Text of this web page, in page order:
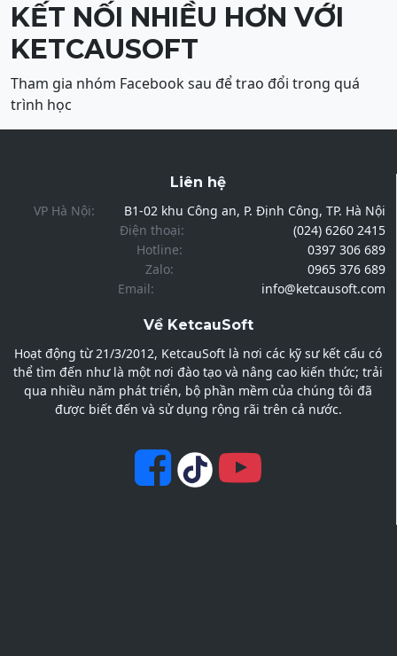
KẾT NỐI NHIỀU HƠN VỚI
KETCAUSOFT
Tham gia nhóm Facebook sau để trao đổi trong quá
trình học
Liên hệ
VP Hà Nội:
B1-02 khu Công an, P. Định Công, TP. Hà Nội
Điện thoại:
(024) 6260 2415
Hotline:
0397 306 689
Zalo:
0965 376 689
Email:
info@ketcausoft.com
Về KetcauSoft
Hoạt động từ 21/3/2012, KetcauSoft là nơi các kỹ sư kết cấu có
thể tìm đến như là một nơi đào tạo và nâng cao kiến thức; trải
qua nhiều năm phát triển, bộ phần mềm của chúng tôi đã
được biết đến và sử dụng rộng rãi trên cả nước.